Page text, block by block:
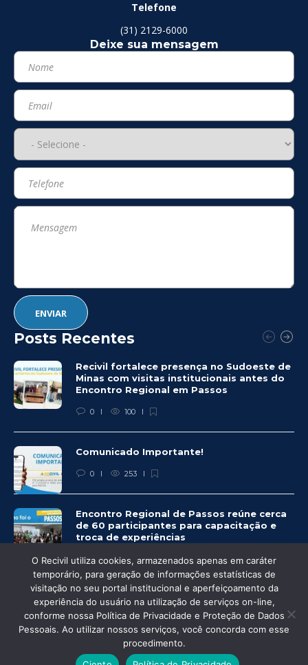
Telefone
(31) 2129-6000
Deixe sua mensagem
Posts Recentes
Recivil fortalece presença no Sudoeste de
Minas com visitas institucionais antes do
Encontro Regional em Passos
0 100
Comunicado Importante!
0 253
Encontro Regional de Passos reúne cerca
de 60 participantes para capacitação e
troca de experiências
0 255
© Recivil 2020 – Todos os direitos reservados.
Desenvolvido por:
O Recivil utiliza cookies, armazenados apenas em caráter
temporário, para geração de informações estatísticas de
visitação no seu portal institucional e aperfeiçoamento da
experiência do usuário na utilização de serviços on-line,
conforme nossa Política de Privacidade e Proteção de Dados
Pessoais. Ao utilizar nossos serviços, você concorda com esse
procedimento.